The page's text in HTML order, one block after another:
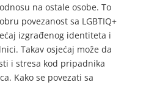
na ostale osobe. To
povezanost sa LGBTIQ+
izgrađenog identiteta i
Takav osjećaj može da
i stresa kod pripadnika
Kako se povezati sa